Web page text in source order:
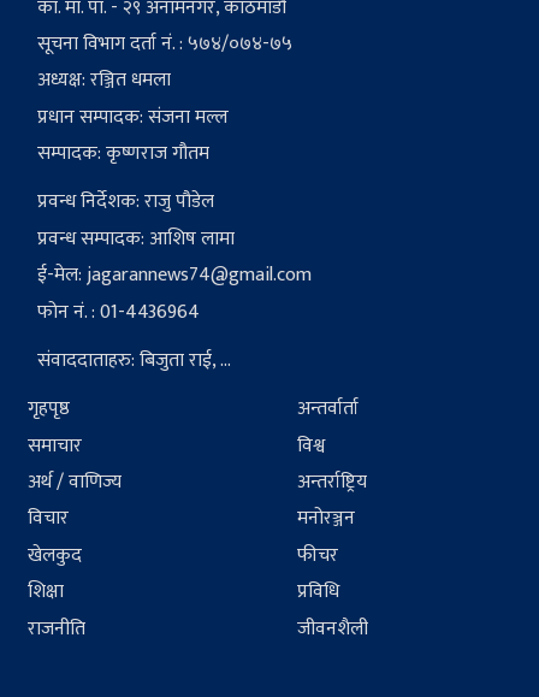
का. मा. पा. - २९ अनामनगर, काठमाडौं
सूचना विभाग दर्ता नं. : ५७४/०७४-७५
अध्यक्ष: रञ्जित धमला
प्रधान सम्पादक: संजना मल्ल
सम्पादक: कृष्णराज गौतम
प्रवन्ध निर्देशक: राजु पौडेल
प्रवन्ध सम्पादक: आशिष लामा
ई-मेल:jagarannews74@gmail.com
फोन नं. : 01-4436964
संवाददाताहरु: बिजुता राई, ...
गृहपृष्ठ
समाचार
अर्थ / वाणिज्य
विचार
खेलकुद
शिक्षा
राजनीति
अन्तर्वार्ता
विश्व
अन्तर्राष्ट्रिय
मनोरञ्जन
फीचर
प्रविधि
जीवनशैली